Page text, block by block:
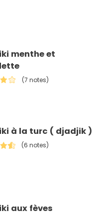
menthe et
(7 notes)
à la turc ( djadjik )
(6 notes)
aux fèves